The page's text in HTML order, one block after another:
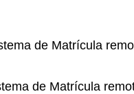
de Matrícula
de Matrícula